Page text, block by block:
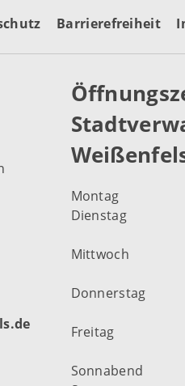
Barrierefreiheit
Montag
Dienstag
Mittwoch
Donnerstag
Freitag
Sonnabend